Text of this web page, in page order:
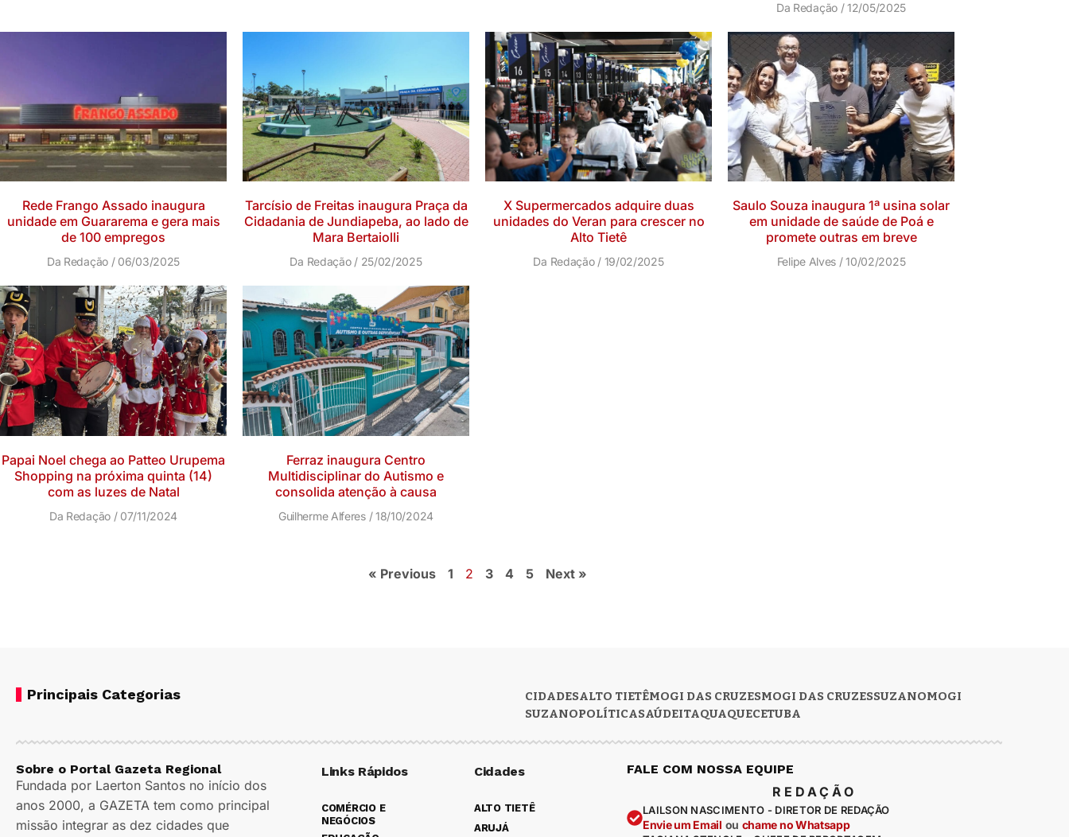
Da Redação 12/05/2025
Rede Frango Assado inaugura
unidade em Guararema e gera mais
de 100 empregos
Da Redação 06/03/2025
Tarcísio de Freitas inaugura Praça da
Cidadania de Jundiapeba, ao lado de
Mara Bertaiolli
Da Redação 25/02/2025
X Supermercados adquire duas
unidades do Veran para crescer no
Alto Tietê
Da Redação 19/02/2025
Saulo Souza inaugura 1ª usina solar
em unidade de saúde de Poá e
promete outras em breve
Felipe Alves 10/02/2025
Papai Noel chega ao Patteo Urupema
Shopping na próxima quinta (14)
com as luzes de Natal
Da Redação 07/11/2024
Ferraz inaugura Centro
Multidisciplinar do Autismo e
consolida atenção à causa
Guilherme Alferes 18/10/2024
« Previous 1 2 3 4 5 Next »
Principais Categorias CIDADESALTO TIETÊMOGI DAS CRUZESMOGI DAS CRUZESSUZANOMOGI
SUZANOPOLÍTICASAÚDEITAQUAQUECETUBA
Sobre o Portal Gazeta Regional
Fundada por Laerton Santos no início dos
anos 2000, a GAZETA tem como principal
missão integrar as dez cidades que
Links Rápidos
COMÉRCIO E
NEGÓCIOS
Cidades
ALTO TIETÊ
ARUJÁ
FALE COM NOSSA EQUIPE
REDAÇÃO
LAILSON NASCIMENTO - DIRETOR DE REDAÇÃO
Envie um Email ou chame no Whatsapp